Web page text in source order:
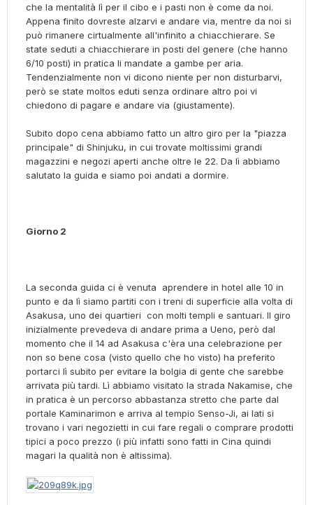
che la mentalità lì per il cibo e i pasti non è come da noi.
Appena finito dovreste alzarvi e andare via, mentre da noi si
può rimanere cirtualmente all'infinito a chiacchierare. Se
state seduti a chiacchierare in posti del genere (che hanno
6/10 posti) in pratica li mandate a gambe per aria.
Tendenzialmente non vi dicono niente per non disturbarvi,
però se state moltos eduti senza ordinare altro poi vi
chiedono di pagare e andare via (giustamente).
Subito dopo cena abbiamo fatto un altro giro per la "piazza
principale" di Shinjuku, in cui trovate moltissimi grandi
magazzini e negozi aperti anche oltre le 22. Da lì abbiamo
salutato la guida e siamo poi andati a dormire.
Giorno 2
La seconda guida ci è venuta aprendere in hotel alle 10 in
punto e da lì siamo partiti con i treni di superficie alla volta di
Asakusa, uno dei quartieri con molti templi e santuari. Il giro
inizialmente prevedeva di andare prima a Ueno, però dal
momento che il 14 ad Asakusa c'èra una celebrazione per
non so bene cosa (visto quello che ho visto) ha preferito
portarci lì subito per evitare la bolgia di gente che sarebbe
arrivata più tardi. Lì abbiamo visitato la strada Nakamise, che
in pratica è un percorso abbastanza stretto che parte dal
portale Kaminarimon e arriva al tempio Senso-Ji, ai lati si
trovano i vari negozietti in cui fare regali o comprare prodotti
tipici a poco prezzo (i più infatti sono fatti in Cina quindi
magari la qualità non è altissima).